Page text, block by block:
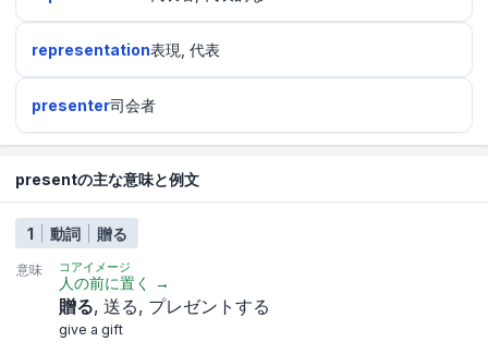
representation表現, 代表
presenter司会者
presentの主な意味と例文
1 動詞 贈る
意味 コアイメージ
人の前に置く →
贈る 送る プレゼントする
give a gift